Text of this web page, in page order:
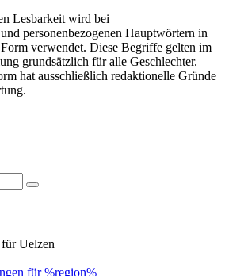
Lesbarkeit wird bei
personenbezogenen Hauptwörtern in
verwendet. Diese Begriffe gelten im
grundsätzlich für alle Geschlechter.
hat ausschließlich redaktionelle Gründe
Uelzen